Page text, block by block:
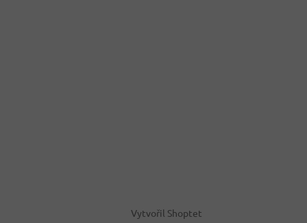
Vytvořil Shoptet